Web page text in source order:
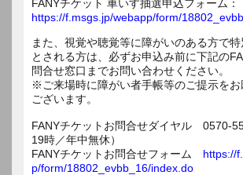
FANYチケット 車いす抽選申込フォーム：
https://f.msgs.jp/webapp/form/
また、視覚や聴覚等に障がいのある方で
とされる方は、必ずお申込み前に下記の
問合せ窓口までお問い合わせください。
※ご来場時に障がい者手帳等のご提示を
ございます。
FANYチケットお問合せダイヤル 0570-
19時／年中無休）
FANYチケットお問合せフォーム https://
p/form/18802_evbb_16/index.do